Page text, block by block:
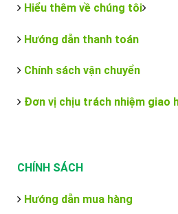
Hiểu thêm về chúng tôi
Hướng dẫn thanh toán
Chính sách vận chuyển
Đơn vị chịu trách nhiệm giao
CHÍNH SÁCH
Hướng dẫn mua hàng